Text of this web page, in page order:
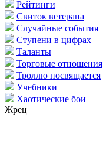
Рейтинги
Свиток ветерана
Случайные события
Ступени в цифрах
Таланты
Торговые отношения
Троллю посвящается
Учебники
Хаотические бои
Жрец